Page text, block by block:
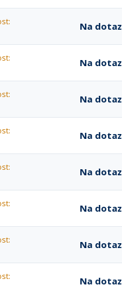
Na dotaz
Na dotaz
Na dotaz
Na dotaz
Na dotaz
Na dotaz
Na dotaz
Na dotaz